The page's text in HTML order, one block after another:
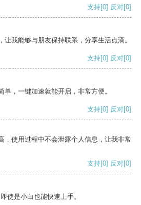
支持[0] 反对[0]
让我能够与朋友保持联系，分享生活点滴。
支持[0] 反对[0]
单，一键加速就能开启，非常方便。
支持[0] 反对[0]
，使用过程中不会泄露个人信息，让我非常
支持[0] 反对[0]
使是小白也能快速上手。